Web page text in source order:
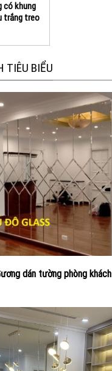
có khung
trắng treo
TIÊU BIỂU
dán tường phòng khách